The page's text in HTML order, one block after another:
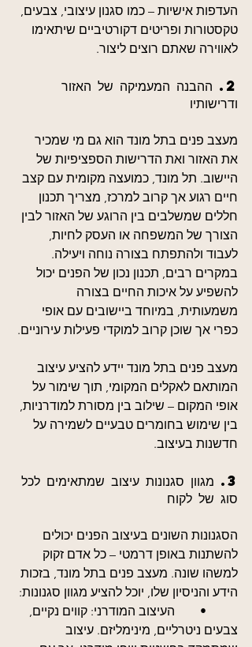
העדפות אישיות – כמו סגנון עיצובי, צבעים,
טקסטורות ופריטים דקורטיביים שיתאימו
לאווירה שאתם רוצים ליצור.
2. ההבנה המעמיקה של האזור
ודרישותיו
מעצב פנים בתל מונד הוא גם מי שמכיר
את האזור ואת הדרישות הספציפיות של
היישוב. תל מונד, כמועצה מקומית עם קצב
חיים רגוע אך קרוב למרכז, מצריך תכנון
חללים שמשלבים בין הרוגע של האזור לבין
הצורך של המשפחה או העסק לחיות,
לעבוד ולהתפתח בצורה נוחה ויעילה.
במקרים רבים, תכנון נכון של הפנים יכול
להשפיע על איכות החיים בצורה
משמעותית, במיוחד ביישובים עם אופי
כפרי אך שוכן קרוב למוקדי פעילות עירוניים.
מעצב פנים בתל מונד יידע להציע עיצוב
המותאם לאקלים המקומי, תוך שימור על
אופי המקום – שילוב בין מסורת למודרניות,
בין שימוש בחומרים טבעיים לשמירה על
חדשנות בעיצוב.
3. מגוון סגנונות עיצוב שמתאימים לכל
סוג של לקוח
הסגנונות השונים בעיצוב הפנים יכולים
להשתנות באופן דרמטי – כל אדם זקוק
למשהו שונה. מעצב פנים בתל מונד, בזכות
הידע והניסיון שלו, יוכל להציע מגוון סגנונות:
	•	העיצוב המודרני: קווים נקיים,
צבעים ניטרליים, מינימליזם. עיצוב